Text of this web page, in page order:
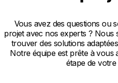
Vous avez des questions ou
projet avec nos experts ? Nous
trouver des solutions
Notre équipe est prête à vous
étape de